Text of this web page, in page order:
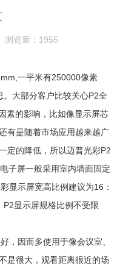
浏览量： 1955
一平米有250000像素
。大部分客户比较关心P2全
素的影响，比如像显示屏芯
有是随着市场应用越来越广
定的降低，所以迈普光彩P2
子屏一般采用室内墙面固定
显示屏宽高比例建议为16：
显示屏规格比例不受限
，因而多使用于像会议室、
是很大，观看距离很近的场